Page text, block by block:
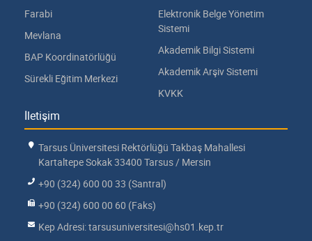
Farabi
Mevlana
BAP Koordinatörlüğü
Sürekli Eğitim Merkezi
Elektronik Belge Yönetim
Sistemi
Akademik Bilgi Sistemi
Akademik Arşiv Sistemi
KVKK
İletişim
Tarsus Üniversitesi Rektörlüğü Takbaş Mahallesi
Kartaltepe Sokak 33400 Tarsus / Mersin
+90 (324) 600 00 33 (Santral)
+90 (324) 600 00 60 (Faks)
Kep Adresi: tarsusuniversitesi@hs01.kep.tr